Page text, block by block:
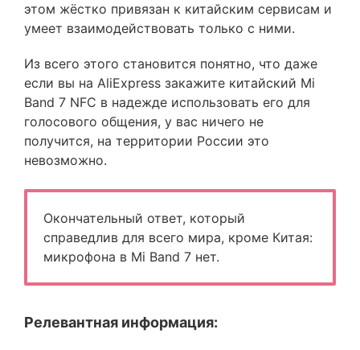
этом жёстко привязан к китайским сервисам и
умеет взаимодействовать только с ними.
Из всего этого становится понятно, что даже
если вы на AliExpress закажите китайский Mi
Band 7 NFC в надежде использовать его для
голосового общения, у вас ничего не
получится, на территории России это
невозможно.
Окончательный ответ, который
справедлив для всего мира, кроме Китая:
микрофона в Mi Band 7 нет.
Релевантная информация: